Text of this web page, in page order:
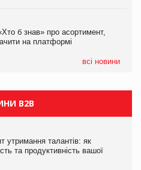
б знав» про асортимент,
на платформі
всі новини
мережу магазинів
B2B
утримання талантів: як
та продуктивність вашої